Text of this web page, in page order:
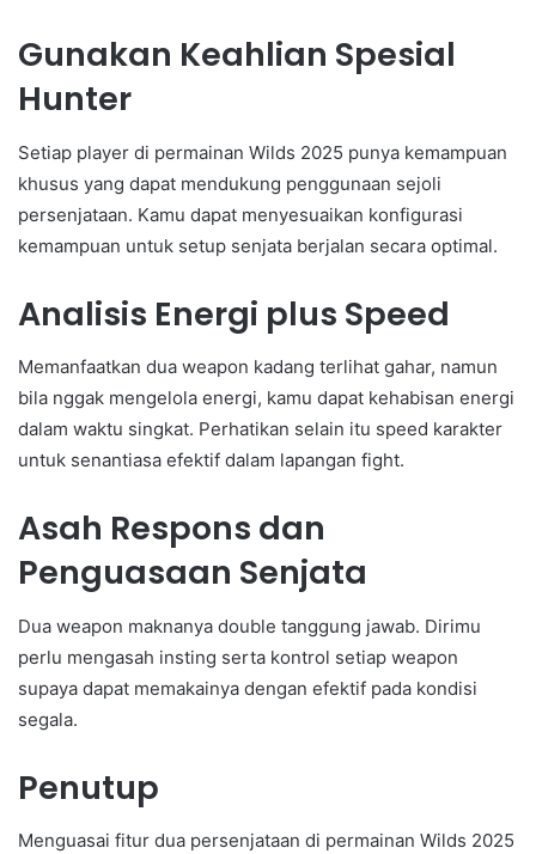
Gunakan Keahlian Spesial
Hunter
Setiap player di permainan Wilds 2025 punya kemampuan
khusus yang dapat mendukung penggunaan sejoli
persenjataan. Kamu dapat menyesuaikan konfigurasi
kemampuan untuk setup senjata berjalan secara optimal.
Analisis Energi plus Speed
Memanfaatkan dua weapon kadang terlihat gahar, namun
bila nggak mengelola energi, kamu dapat kehabisan energi
dalam waktu singkat. Perhatikan selain itu speed karakter
untuk senantiasa efektif dalam lapangan fight.
Asah Respons dan
Penguasaan Senjata
Dua weapon maknanya double tanggung jawab. Dirimu
perlu mengasah insting serta kontrol setiap weapon
supaya dapat memakainya dengan efektif pada kondisi
segala.
Penutup
Menguasai fitur dua persenjataan di permainan Wilds 2025